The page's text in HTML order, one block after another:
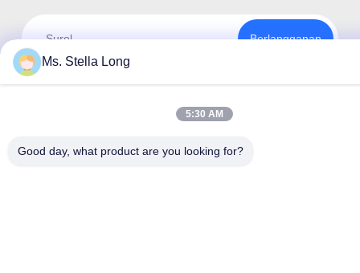
Berlangganan
Ms. Stella Long
5:30 AM
Good day, what product are you looking for?